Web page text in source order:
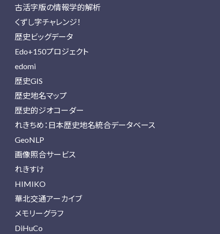
古活字版の情報学的解析
くずし字チャレンジ！
歴史ビッグデータ
Edo+150プロジェクト
edomi
歴史GIS
歴史地名マップ
歴史的ジオコーダー
れきちめ：日本歴史地名統合データベース
GeoNLP
画像照合サービス
れきすけ
HIMIKO
華北交通アーカイブ
メモリーグラフ
DiHuCo